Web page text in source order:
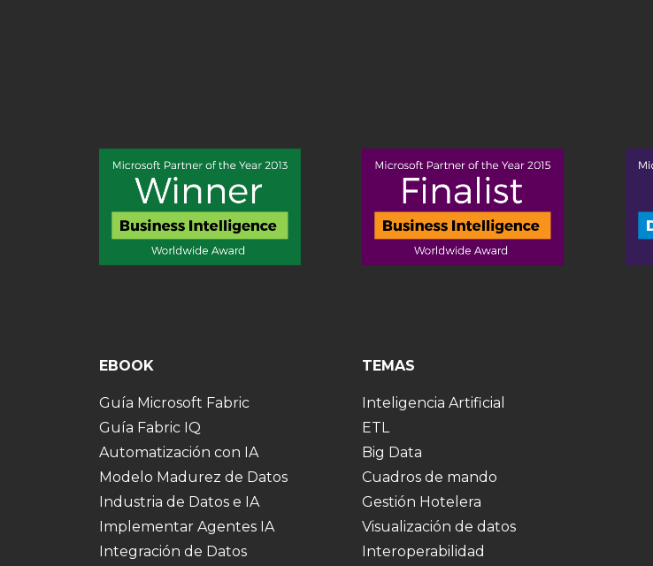
EBOOK
Guía Microsoft Fabric
Guía Fabric IQ
Automatización con IA
Modelo Madurez de Datos
Industria de Datos e IA
Implementar Agentes IA
Integración de Datos
TEMAS
Inteligencia Artificial
ETL
Big Data
Cuadros de mando
Gestión Hotelera
Visualización de datos
Interoperabilidad